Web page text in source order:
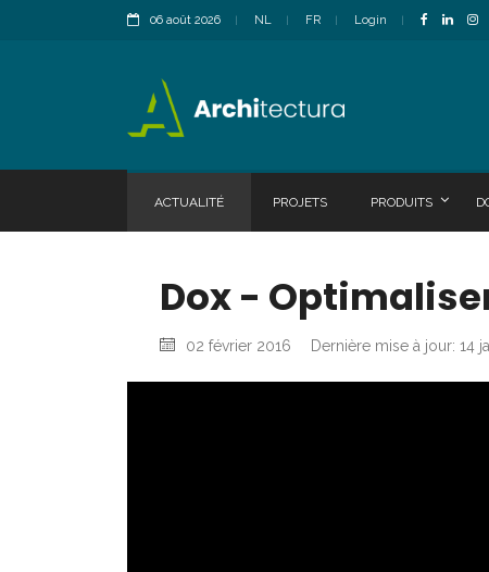
06 août 2026 NL FR Login
ACTUALITÉ PROJETS PRODUITS
Dox -
02 février 2016 Dernière mise à jour: 14